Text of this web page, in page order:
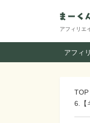
アフィリエ
アフィ
TOP
6.【